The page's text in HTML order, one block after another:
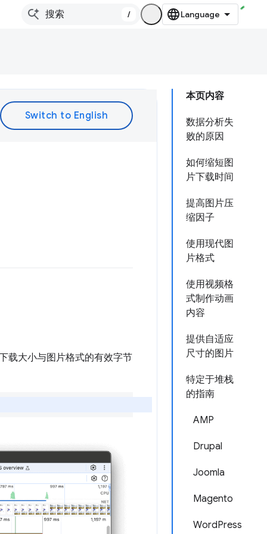
/
本页内容
数据分析失
败的原因
如何缩短图
片下载时间
提高图片压
缩因子
使用现代图
片格式
使用视频格
式制作动画
内容
提供自适应
尺寸的图片
特定于堆栈
的指南
AMP
Drupal
Joomla
Magento
WordPress
载大小与图片格式的有效字节